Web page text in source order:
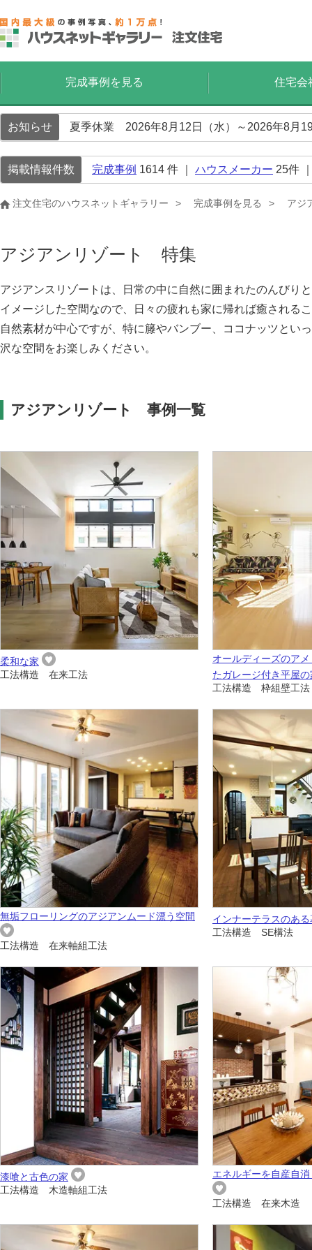
完成事例を見る 住宅会
お知らせ 夏季休業 2026年8月12日（水）～2026年8月
掲載情報件数 完成事例 1614 件 ｜ ハウスメーカー 25件
注文住宅のハウスネットギャラリー 完成事例を見る アジ
アジアンリゾート 特集
アジアンスリゾートは、日常の中に自然に囲まれたのんびり
イメージした空間なので、日々の疲れも家に帰れば癒される
自然素材が中心ですが、特に籐やバンブー、ココナッツとい
沢な空間をお楽しみください。
アジアンリゾート 事例一覧
柔和な家
工法構造 在来工法
オールディーズのア
たガレージ付き平屋の
工法構造 枠組壁工法
無垢フローリングのアジアンムード漂う空間
工法構造 在来軸組工法
インナーテラスのあ
工法構造 SE構法
漆喰と古色の家
工法構造 木造軸組工法
エネルギーを自産自
工法構造 在来木造